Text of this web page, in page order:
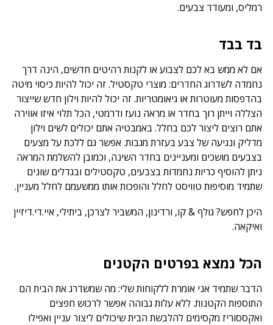
רמליס, ומעודד צבעים.
בד בבד
אם לא ממש בא לכם לצבוע או לקנות רהיטים חדשים, הינה דרך
נחמדה לשדרוג החדרים: מוצרי טקסטיל. זה יכול להיות כיסוי מיטה
בהדפסות מעוטרות או גיאומטריות. זה יכול להיות וילון חדש שייצור
הצללה וייתן רוך בחדר או מראה נועז ודרמטי, הכל תלוי איזו אווירה
אתם רוצים ליצור לכם בחלל. באמבטיה אתם יכולים לשים וילון
מדליק ונגיעה של צבע בעזרת מגבות. אפשר גם ללכת על מצעים
בצבעים מושכים ומעניינים בחדר השינה, וכמובן להשלמת המראה
ניתן להוסיף כריות נחמדות בצבעים, טקסטילים ובגדלים שונים
שתמיד מוסיפות טוויסט לחלל והופכות אותו ממשעמם לחלל מעניין.
היכן לחפש? גולף & קו, ורדינון, המשביר לצרכן, ביתילי, איי.די.דיזיין
ואיקאה.
הכל נמצא בפרטים הקטנים
הדבר שתמיד אני אומרת ללקוחות שלי: מה שמשדרג את הבית הם
התוספות הקטנות. ללא עלות גבוהה אפשר לרכוש חפצים
ואקססוריז מקסימים להלבשת הבית שיכולים ליצור עניין ואפילו